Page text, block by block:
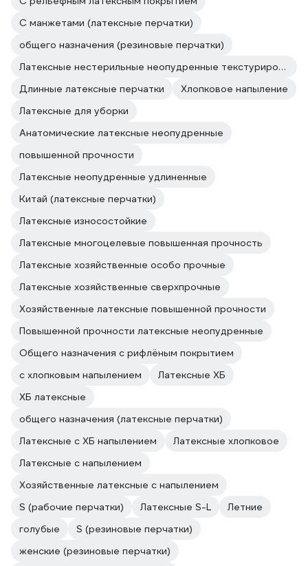
С манжетами (латексные перчатки)
общего назначения (резиновые перчатки)
Латексные нестерильные неопудренные текстурированные
Длинные латексные перчатки
Хлопковое напыление
Латексные для уборки
Анатомические латексные неопудренные
повышенной прочности
Латексные неопудренные удлиненные
Китай (латексные перчатки)
Латексные износостойкие
Латексные многоцелевые повышенная прочность
Латексные хозяйственные особо прочные
Латексные хозяйственные сверхпрочные
Хозяйственные латексные повышенной прочности
Повышенной прочности латексные неопудренные
Общего назначения с рифлёным покрытием
с хлопковым напылением
Латексные ХБ
ХБ латексные
общего назначения (латексные перчатки)
Латексные с ХБ напылением
Латексные хлопковое
Латексные с напылением
Хозяйственные латексные с напылением
S (рабочие перчатки)
Латексные S-L
Летние
голубые
S (резиновые перчатки)
женские (резиновые перчатки)